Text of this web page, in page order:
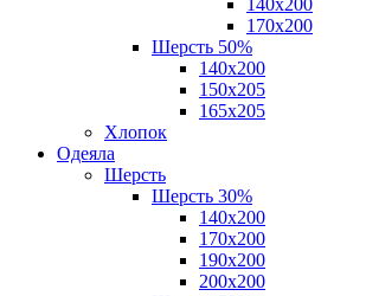
140х200
170x200
Шерсть 50%
140x200
150х205
165х205
Хлопок
Одеяла
Шерсть
Шерсть 30%
140х200
170х200
190х200
200х200